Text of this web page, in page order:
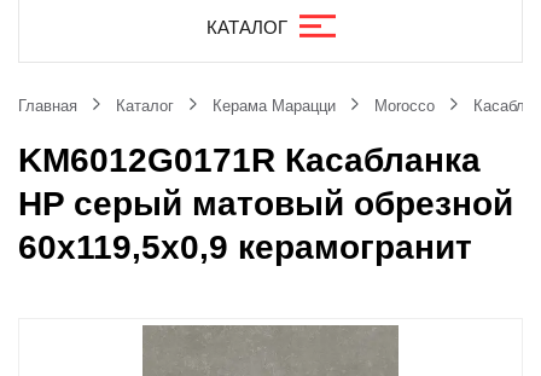
КАТАЛОГ
Главная Каталог Керама Марацци Morocco
KM6012G0171R Касабланка
HP серый матовый обрезной
60x119,5x0,9 керамогранит